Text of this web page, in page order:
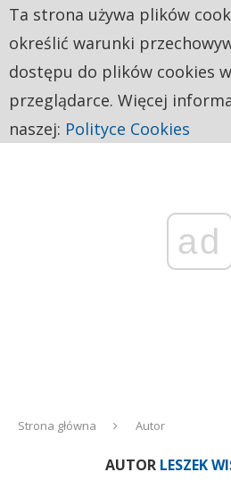
ad
Strona główna Autor
AUTOR LESZEK
Ta strona używa plików
określić warunki
dostępu do plików cookies
przeglądarce. Więcej
naszej: Polityce Cookies